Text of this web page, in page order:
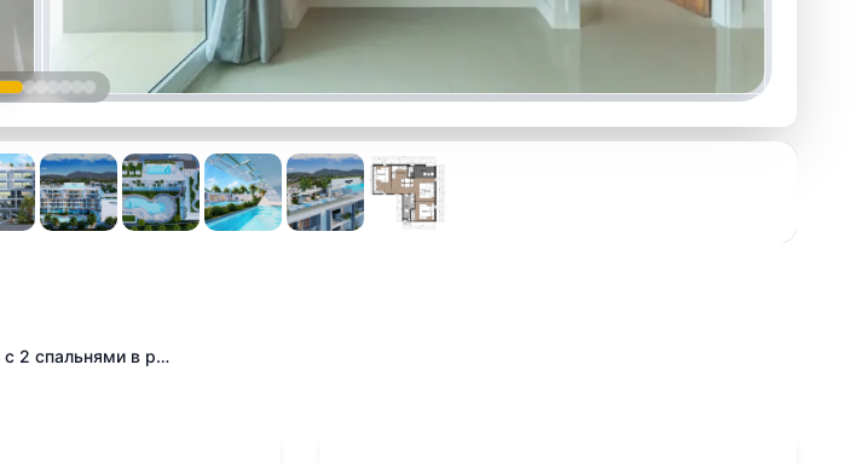
2 спальнями в р…